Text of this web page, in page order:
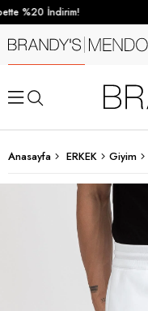
%20 İndirim!
Anasayfa ERKEK Giyim